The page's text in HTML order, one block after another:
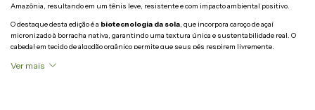
Amazônia, resultando em um tênis leve, resistente e com impacto ambiental positivo.
O destaque desta edição é a biotecnologia da sola, que incorpora caroço de açaí
micronizado à borracha nativa, garantindo uma textura única e sustentabilidade real. O
cabedal em tecido de algodão orgânico permite que seus pés respirem livremente,
Ver mais